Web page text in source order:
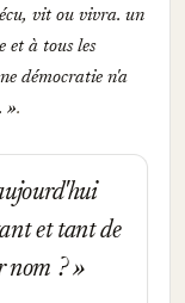
vit ou vivra. un
et à tous les
démocratie n'a
.
et tant de
nom ?